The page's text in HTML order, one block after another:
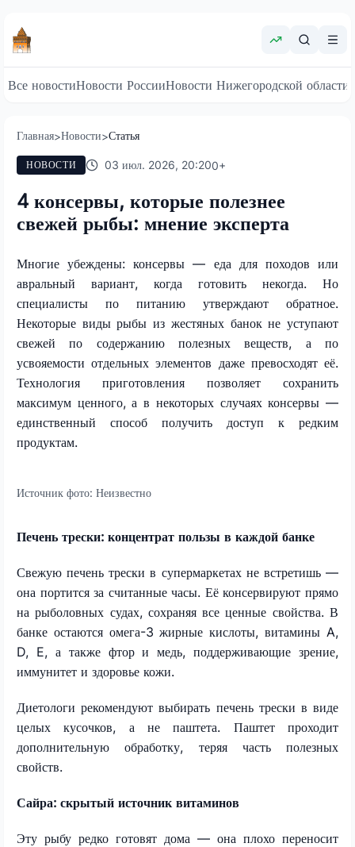
Все новостиНовости РоссииНовости Нижегородской области
Главная>Новости>Статья
НОВОСТИ 03 июл. 2026, 20:200+
4 консервы, которые полезнее
свежей рыбы: мнение эксперта
Многие убеждены: консервы — еда для походов или
авральный вариант, когда готовить некогда. Но
специалисты по питанию утверждают обратное.
Некоторые виды рыбы из жестяных банок не уступают
свежей по содержанию полезных веществ, а по
усвояемости отдельных элементов даже превосходят её.
Технология приготовления позволяет сохранить
максимум ценного, а в некоторых случаях консервы —
единственный способ получить доступ к редким
продуктам.
Источник фото: Неизвестно
Печень трески: концентрат пользы в каждой банке
Свежую печень трески в супермаркетах не встретишь —
она портится за считанные часы. Её консервируют прямо
на рыболовных судах, сохраняя все ценные свойства. В
банке остаются омега-3 жирные кислоты, витамины A,
D, E, а также фтор и медь, поддерживающие зрение,
иммунитет и здоровье кожи.
Диетологи рекомендуют выбирать печень трески в виде
целых кусочков, а не паштета. Паштет проходит
дополнительную обработку, теряя часть полезных
свойств.
Сайра: скрытый источник витаминов
Эту рыбу редко готовят дома — она плохо переносит